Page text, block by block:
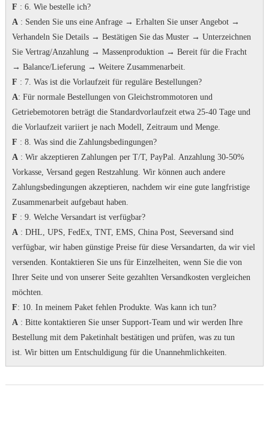
F : 6. Wie bestelle ich?
A: Senden Sie uns eine Anfrage → Erhalten Sie unser Angebot →
Verhandeln Sie Details → Bestätigen Sie das Muster → Unterzeichnen
Sie Vertrag/Anzahlung → Massenproduktion → Bereit für die Fracht
→ Balance/Lieferung → Weitere Zusammenarbeit.
F : 7. Was ist die Vorlaufzeit für reguläre Bestellungen?
A: Für normale Bestellungen von Gleichstrommotoren und
Getriebemotoren beträgt die Standardvorlaufzeit etwa 25-40 Tage und
die Vorlaufzeit variiert je nach Modell, Zeitraum und Menge.
F : 8. Was sind die Zahlungsbedingungen?
A: Wir akzeptieren Zahlungen per T/T, PayPal. Anzahlung 30-50%
Vorkasse, Versand gegen Restzahlung. Wir können auch andere
Zahlungsbedingungen akzeptieren, nachdem wir eine gute langfristige
Zusammenarbeit aufgebaut haben.
F : 9. Welche Versandart ist verfügbar?
A: DHL, UPS, FedEx, TNT, EMS, China Post, Seeversand sind
verfügbar, wir haben günstige Preise für diese Versandarten, da wir viel
versenden. Kontaktieren Sie uns für Einzelheiten, wenn Sie die von
Ihrer Seite und von unserer Seite gezahlten Versandkosten vergleichen
möchten.
F: 10. In meinem Paket fehlen Produkte. Was kann ich tun?
A: Bitte kontaktieren Sie unser Support-Team und wir werden Ihre
Bestellung mit dem Paketinhalt bestätigen und prüfen, was zu tun
ist. Wir bitten um Entschuldigung für die Unannehmlichkeiten.